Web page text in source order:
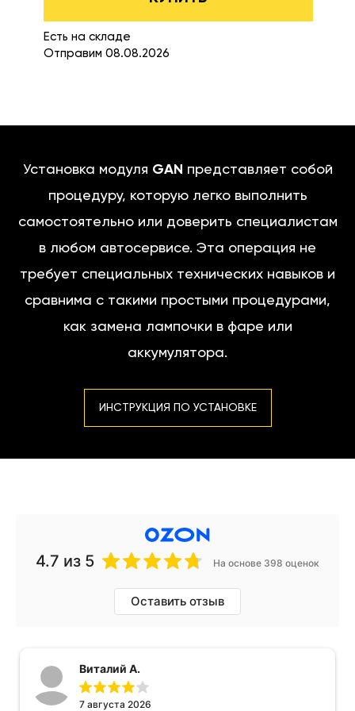
Есть на складе
Отправим 08.08.2026
Установка модуля GAN представляет собой
процедуру, которую легко выполнить
самостоятельно или доверить специалистам
в любом автосервисе. Эта операция не
требует специальных технических навыков и
сравнима с такими простыми процедурами,
как замена лампочки в фаре или
аккумулятора.
ИНСТРУКЦИЯ ПО УСТАНОВКЕ
4.7 из 5 На основе 398 оценок
Оставить отзыв
Виталий А.
7 августа 2026